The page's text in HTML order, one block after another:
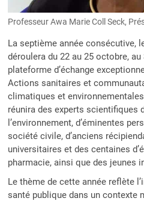
Professeur Awa Marie Coll Seck,
La septième année consécutive,
déroulera du 22 au 25 octobre,
plateforme d’échange
Actions sanitaires et
climatiques et
réunira des experts scientifiques
l’environnement, d’éminentes
société civile, d’anciens
universitaires et des centaines
pharmacie, ainsi que des jeunes
Le thème de cette année reflète
santé publique dans un contexte